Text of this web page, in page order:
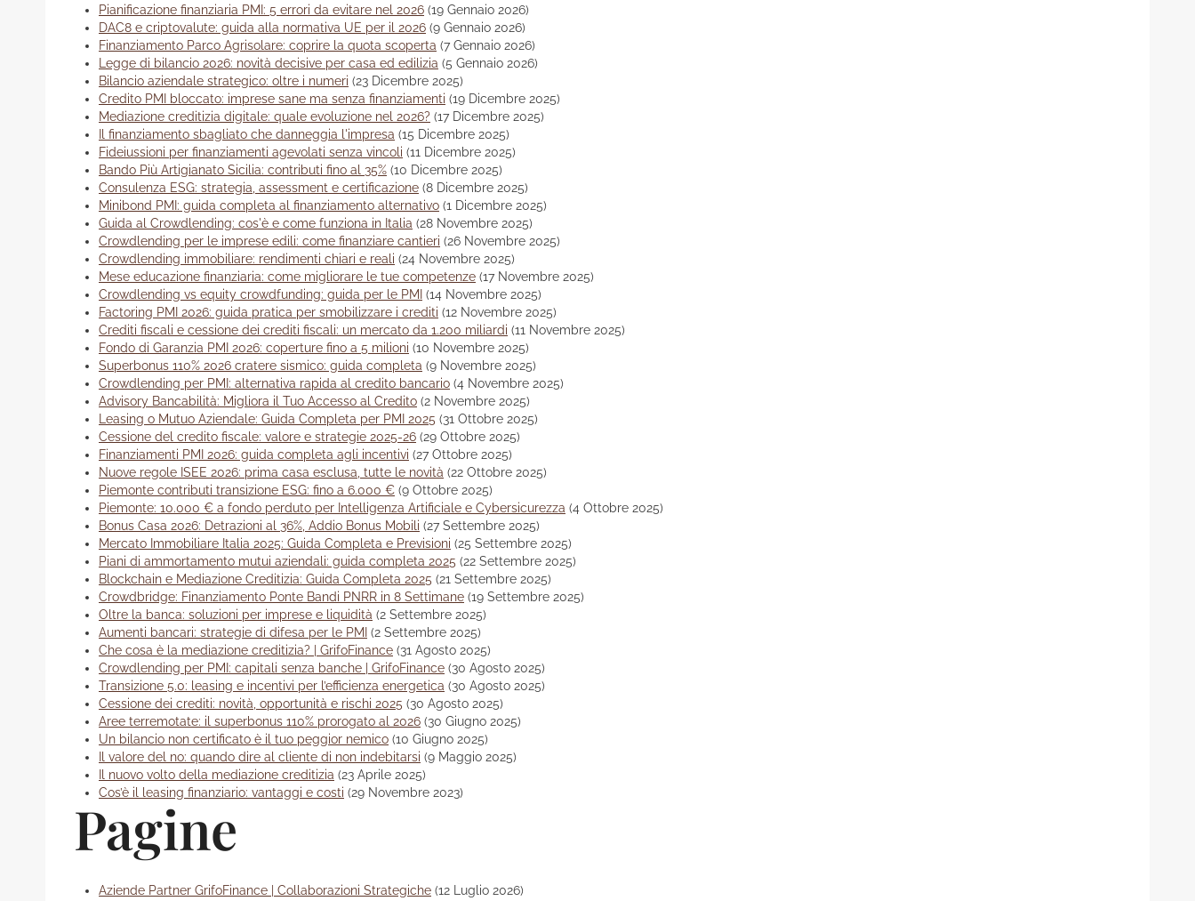
Pianificazione finanziaria PMI: 5 errori da evitare nel 2026 (19 Gennaio 2026)
DAC8 e criptovalute: guida alla normativa UE per il 2026 (9 Gennaio 2026)
Finanziamento Parco Agrisolare: coprire la quota scoperta (7 Gennaio 2026)
Legge di bilancio 2026: novità decisive per casa ed edilizia (5 Gennaio 2026)
Bilancio aziendale strategico: oltre i numeri (23 Dicembre 2025)
Credito PMI bloccato: imprese sane ma senza finanziamenti (19 Dicembre 2025)
Mediazione creditizia digitale: quale evoluzione nel 2026? (17 Dicembre 2025)
Il finanziamento sbagliato che danneggia l'impresa (15 Dicembre 2025)
Fideiussioni per finanziamenti agevolati senza vincoli (11 Dicembre 2025)
Bando Più Artigianato Sicilia: contributi fino al 35% (10 Dicembre 2025)
Consulenza ESG: strategia, assessment e certificazione (8 Dicembre 2025)
Minibond PMI: guida completa al finanziamento alternativo (1 Dicembre 2025)
Guida al Crowdlending: cos'è e come funziona in Italia (28 Novembre 2025)
Crowdlending per le imprese edili: come finanziare cantieri (26 Novembre 2025)
Crowdlending immobiliare: rendimenti chiari e reali (24 Novembre 2025)
Mese educazione finanziaria: come migliorare le tue competenze (17 Novembre 2025)
Crowdlending vs equity crowdfunding: guida per le PMI (14 Novembre 2025)
Factoring PMI 2026: guida pratica per smobilizzare i crediti (12 Novembre 2025)
Crediti fiscali e cessione dei crediti fiscali: un mercato da 1.200 miliardi (11 Novembre 2025)
Fondo di Garanzia PMI 2026: coperture fino a 5 milioni (10 Novembre 2025)
Superbonus 110% 2026 cratere sismico: guida completa (9 Novembre 2025)
Crowdlending per PMI: alternativa rapida al credito bancario (4 Novembre 2025)
Advisory Bancabilità: Migliora il Tuo Accesso al Credito (2 Novembre 2025)
Leasing o Mutuo Aziendale: Guida Completa per PMI 2025 (31 Ottobre 2025)
Cessione del credito fiscale: valore e strategie 2025-26 (29 Ottobre 2025)
Finanziamenti PMI 2026: guida completa agli incentivi (27 Ottobre 2025)
Nuove regole ISEE 2026: prima casa esclusa, tutte le novità (22 Ottobre 2025)
Piemonte contributi transizione ESG: fino a 6.000 € (9 Ottobre 2025)
Piemonte: 10.000 € a fondo perduto per Intelligenza Artificiale e Cybersicurezza (4 Ottobre 2025)
Bonus Casa 2026: Detrazioni al 36%, Addio Bonus Mobili (27 Settembre 2025)
Mercato Immobiliare Italia 2025: Guida Completa e Previsioni (25 Settembre 2025)
Piani di ammortamento mutui aziendali: guida completa 2025 (22 Settembre 2025)
Blockchain e Mediazione Creditizia: Guida Completa 2025 (21 Settembre 2025)
Crowdbridge: Finanziamento Ponte Bandi PNRR in 8 Settimane (19 Settembre 2025)
Oltre la banca: soluzioni per imprese e liquidità (2 Settembre 2025)
Aumenti bancari: strategie di difesa per le PMI (2 Settembre 2025)
Che cosa è la mediazione creditizia? | GrifoFinance (31 Agosto 2025)
Crowdlending per PMI: capitali senza banche | GrifoFinance (30 Agosto 2025)
Transizione 5.0: leasing e incentivi per l’efficienza energetica (30 Agosto 2025)
Cessione dei crediti: novità, opportunità e rischi 2025 (30 Agosto 2025)
Aree terremotate: il superbonus 110% prorogato al 2026 (30 Giugno 2025)
Un bilancio non certificato è il tuo peggior nemico (10 Giugno 2025)
Il valore del no: quando dire al cliente di non indebitarsi (9 Maggio 2025)
Il nuovo volto della mediazione creditizia (23 Aprile 2025)
Cos’è il leasing finanziario: vantaggi e costi (29 Novembre 2023)
Pagine
Aziende Partner GrifoFinance | Collaborazioni Strategiche (12 Luglio 2026)